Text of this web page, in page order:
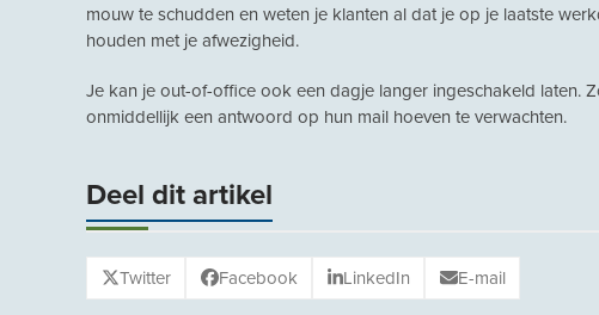
mouw te schudden en weten je klanten al dat je op je laatste
houden met je afwezigheid.
Je kan je out-of-office ook een dagje langer ingeschakeld laten.
onmiddellijk een antwoord op hun mail hoeven te verwachten.
Deel dit artikel
Twitter Facebook LinkedIn E-mail